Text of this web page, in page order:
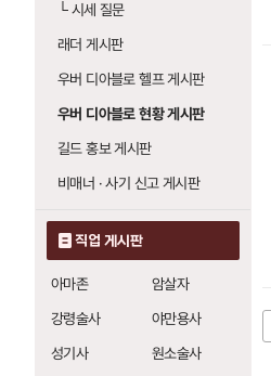
└시세 질문
래더 게시판
우버 디아블로 헬프 게시판
우버 디아블로 현황 게시판
길드 홍보 게시판
비매너 · 사기 신고 게시판
직업 게시판
아마존
암살자
강령술사
야만용사
성기사
원소술사